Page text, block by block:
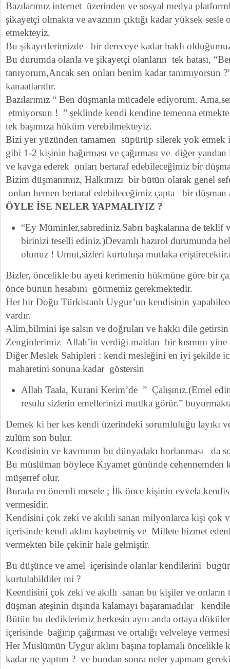
Bazılarımız internet üzerinden ve sosyal medya
şikayetçi olmakta ve avazının çıktığı kadar yüksek sesle
etmekteyiz.
Bu şikayetlerimizde bir dereceye kadar haklı
Bu durumda olanla ve şikayetçi olanların tek hatası,
tanıyorum,Ancak sen onları benim kadar tanımıyorsun
kanaatlarıdır.
Bazılarımız “ Ben düşmanla mücadele ediyorum.
etmiyorsun ! ” şeklinde kendi kendine temenna
tek başımıza hüküm verebilmekteyiz.
Bizi yer yüzünden tamamen süpürüp silerek yok etmek
gibi 1-2 kişinin bağırması ve çağırması ve diğer yandan
ve kavga ederek onları bertaraf edebileceğimiz bir
Bizim düşmanımız, Halkımızı bir bütün olarak genel
onları hemen bertaraf edebileceğimiz çapta bir düşman
ÖYLE İSE NELER YAPMALIYIZ ?
“Ey Müminler,sabrediniz.Sabrı başkalarına de teklif
birinizi teselli ediniz.)Devamlı hazırol durumunda
olunuz ! Umut,sizleri kurtuluşa mutlaka
Bizler, öncelikle bu ayeti kerimenin hükmüne göre bir
önce bunun hesabını görmemiz gerekmektedir.
Her bir Doğu Türkistanlı Uygur’un kendisinin
vardır.
Alim,bilmini işe salsın ve doğruları ve hakkı dile
Zenginlerimiz Allah’in verdiği maldan bir kısmını
Diğer Meslek Sahipleri : kendi mesleğini en iyi şekilde
maharetini sonuna kadar göstersin
Allah Taala, Kurani Kerim’de ” Çalışınız.(Emel
resulu sizlerin emellerinizi mutlka görür.”
Demek ki her kes kendi üzerindeki sorumluluğu layıkı
zulüm son bulur.
Kendisinin ve kavmının bu dünyadakı horlanması da
Bu müslüman böylece Kıyamet gününde cehennemden
müşerref olur.
Burada en önemli mesele ; İlk önce kişinin evvela
vermesidir.
Kendisini çok zeki ve akılılı sanan milyonlarca kişi çok
içerisinde kendi aklını kaybetmiş ve Millete hizmet
vermekten bile çekinir hale gelmiştir.
Bu düşünce ve amel içerisinde olanlar kendilerini
kurtulabildiler mi ?
Keendisini çok zeki ve akıllı sanan bu kişiler ve
düşman ateşinin dışında kalamayı başaramadılar
Bütün bu dediklerimiz herkesin aynı anda ortaya
içerisinde bağırıp çağırması ve ortalığı velveleye
Her Muslümün Uygur aklını başına toplamalı öncelikle
kadar ne yaptım ? ve bundan sonra neler yapmam